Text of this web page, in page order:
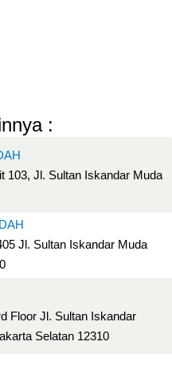
:
103, Jl. Sultan Iskandar Muda
Jl. Sultan Iskandar Muda
Floor Jl. Sultan Iskandar
Selatan 12310